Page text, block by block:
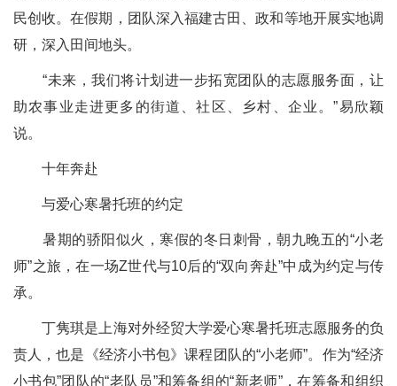
民创收。在假期，团队深入福建古田、政和等地开展实地调
研，深入田间地头。
“未来，我们将计划进一步拓宽团队的志愿服务面，让
助农事业走进更多的街道、社区、乡村、企业。”易欣颖
说。
十年奔赴
与爱心寒暑托班的约定
暑期的骄阳似火，寒假的冬日刺骨，朝九晚五的“小老
师”之旅，在一场Z世代与10后的“双向奔赴”中成为约定与传
承。
丁隽琪是上海对外经贸大学爱心寒暑托班志愿服务的负
责人，也是《经济小书包》课程团队的“小老师”。作为“经济
小书包”团队的“老队员”和筹备组的“新老师”，在筹备和组织